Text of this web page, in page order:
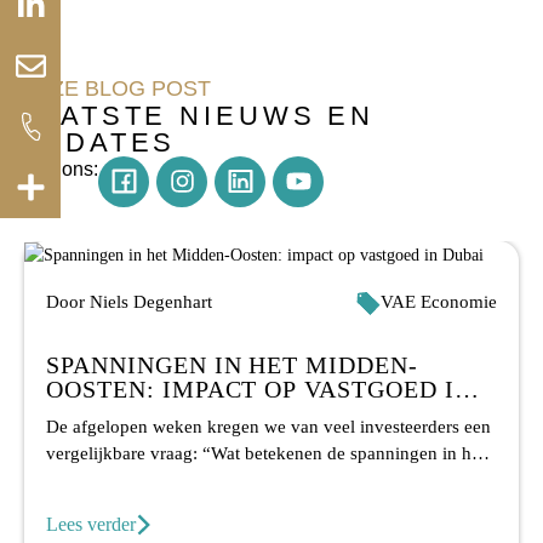
in
ONZE BLOG POST
LAATSTE NIEUWS EN
UPDATES
Volg ons: InstagramYoutube
Door Niels Degenhart VAE Economie
SPANNINGEN IN HET MIDDEN-
OOSTEN: IMPACT OP VASTGOED IN
De afgelopen weken kregen we van veel investeerders een
vergelijkbare vraag: “Wat betekenen de spanningen in het
Lees verder